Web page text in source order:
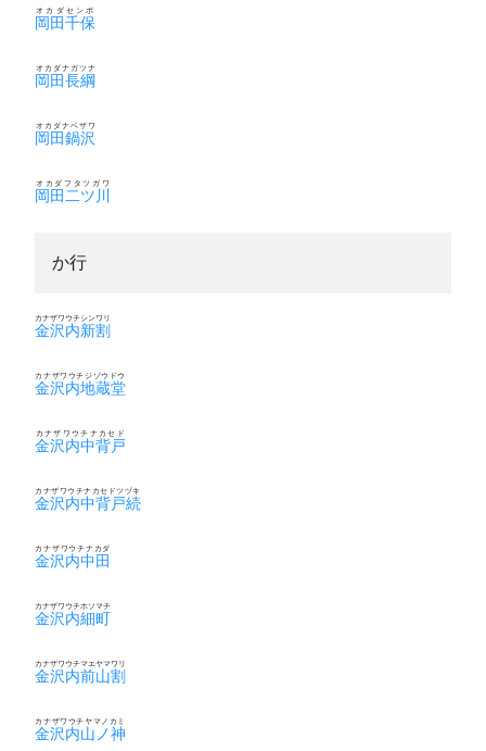
岡田千保
オカダセンボ
岡田長綱
オカダナガツナ
岡田鍋沢
オカダナベザワ
岡田二ツ川
オカダフタツガワ
か行
金沢内新割
カナザワウチシンワリ
金沢内地蔵堂
カナザワウチジゾウドウ
金沢内中背戸
カナザワウチナカセド
金沢内中背戸続
カナザワウチナカセドツヅキ
金沢内中田
カナザワウチナカダ
金沢内細町
カナザワウチホソマチ
金沢内前山割
カナザワウチマエヤマワリ
金沢内山ノ神
カナザワウチヤマノカミ